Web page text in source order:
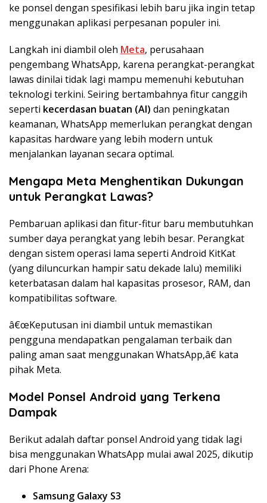
ke ponsel dengan spesifikasi lebih baru jika ingin tetap
menggunakan aplikasi perpesanan populer ini.
Langkah ini diambil oleh Meta, perusahaan
pengembang WhatsApp, karena perangkat-perangkat
lawas dinilai tidak lagi mampu memenuhi kebutuhan
teknologi terkini. Seiring bertambahnya fitur canggih
seperti kecerdasan buatan (AI) dan peningkatan
keamanan, WhatsApp memerlukan perangkat dengan
kapasitas hardware yang lebih modern untuk
menjalankan layanan secara optimal.
Mengapa Meta Menghentikan Dukungan
untuk Perangkat Lawas?
Pembaruan aplikasi dan fitur-fitur baru membutuhkan
sumber daya perangkat yang lebih besar. Perangkat
dengan sistem operasi lama seperti Android KitKat
(yang diluncurkan hampir satu dekade lalu) memiliki
keterbatasan dalam hal kapasitas prosesor, RAM, dan
kompatibilitas software.
â€œKeputusan ini diambil untuk memastikan
pengguna mendapatkan pengalaman terbaik dan
paling aman saat menggunakan WhatsApp,â€ kata
pihak Meta.
Model Ponsel Android yang Terkena
Dampak
Berikut adalah daftar ponsel Android yang tidak lagi
bisa menggunakan WhatsApp mulai awal 2025, dikutip
dari Phone Arena:
Samsung Galaxy S3